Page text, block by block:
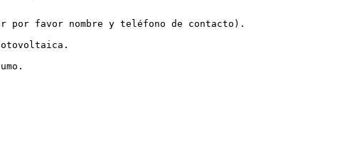
por favor nombre y teléfono de contacto).